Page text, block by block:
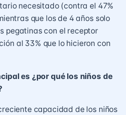
necesitado (contra el 47%
que los de 4 años solo
pegatinas con el receptor
al 33% que lo hicieron con
es ¿por qué los niños de
capacidad de los niños